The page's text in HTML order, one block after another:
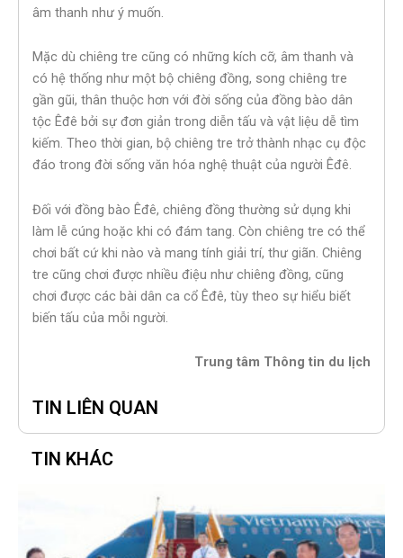
âm thanh như ý muốn.
Mặc dù chiêng tre cũng có những kích cỡ, âm thanh và
có hệ thống như một bộ chiêng đồng, song chiêng tre
gần gũi, thân thuộc hơn với đời sống của đồng bào dân
tộc Êđê bởi sự đơn giản trong diễn tấu và vật liệu dễ tìm
kiếm. Theo thời gian, bộ chiêng tre trở thành nhạc cụ độc
đáo trong đời sống văn hóa nghệ thuật của người Êđê.
Đối với đồng bào Êđê, chiêng đồng thường sử dụng khi
làm lễ cúng hoặc khi có đám tang. Còn chiêng tre có thể
chơi bất cứ khi nào và mang tính giải trí, thư giãn. Chiêng
tre cũng chơi được nhiều điệu như chiêng đồng, cũng
chơi được các bài dân ca cổ Êđê, tùy theo sự hiểu biết
biến tấu của mỗi người.
Trung tâm Thông tin du lịch
TIN LIÊN QUAN
TIN KHÁC